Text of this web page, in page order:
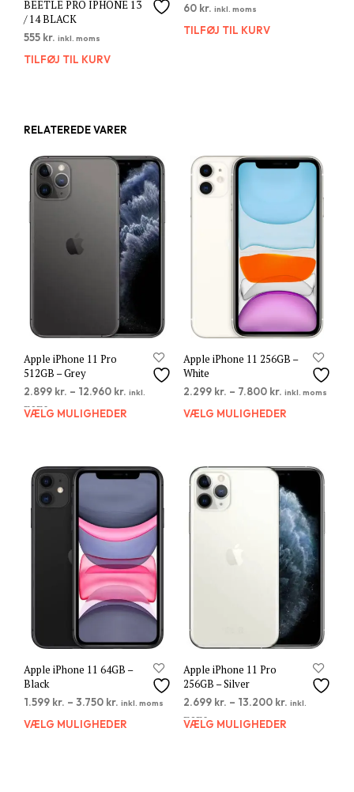
BEETLE PRO IPHONE 13
/ 14 BLACK
555 kr. inkl. moms
TILFØJ TIL KURV
60 kr. inkl. moms
TILFØJ TIL KURV
RELATEREDE VARER
Apple iPhone 11 Pro
512GB – Grey
2.899 kr. – 12.960 kr. inkl.
moms
VÆLG MULIGHEDER
Dette
varianter.
Mulighederne
vælges
Apple iPhone 11 256GB –
White
2.299 kr. – 7.800 kr. inkl. moms
VÆLG MULIGHEDER
Apple iPhone 11 64GB –
Black
1.599 kr. – 3.750 kr. inkl. moms
VÆLG MULIGHEDER
Dette
Apple iPhone 11 Pro
256GB – Silver
2.699 kr. – 13.200 kr. inkl.
moms
VÆLG MULIGHEDER